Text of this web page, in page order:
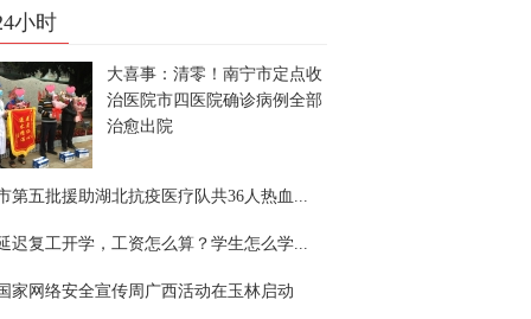
小时
大喜事：清零！南宁市定点收
治医院市四医院确诊病例全部
治愈出院
第五批援助湖北抗疫医疗队共36人热血...
迟复工开学，工资怎么算？学生怎么学...
家网络安全宣传周广西活动在玉林启动